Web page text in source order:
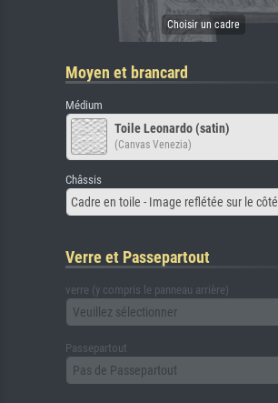
Moyen et brancard
Médium
Toile Leonardo (satin)
(Canvas Venezia)
Châssis
Cadre en toile - Image reflétée sur le côté
Verre et Passepartout
verre (y compris le panneau arrière)
Veuillez sélectionner
Passepartout
Pas de Passepartout